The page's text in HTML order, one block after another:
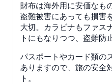
財布は海外用に安価なも
盗難被害にあっても損害
大切。カラビナもファス
トにもなりつつ、盗難防
パスポートやカード類の
ありますので、旅の安全
ト。